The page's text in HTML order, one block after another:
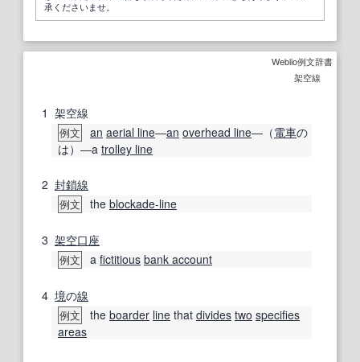
承くださいませ。
Weblio例文辞書
架空線
1 架空線
例文 an aerial line―an overhead line―（電車の
は）―a trolley line
2 封鎖線
例文 the blockade-line
3 架空口座
例文 a fictitious bank account
4 境の線
例文 the boarder line that divides two specifies
areas